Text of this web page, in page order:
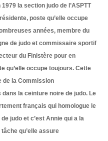
1979 la section judo de l’ASPTT
poste qu’elle occupe
années, membre du
de judo et commissaire sportif
du Finistère pour en
qu’elle occupe toujours. Cette
de la Commission
dans la ceinture noire de judo. Le
français qui homologue le
judo et c’est Annie qui a la
qu’elle assure